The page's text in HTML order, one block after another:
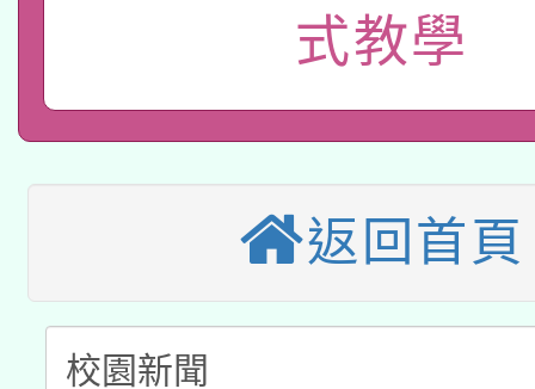
本校115學年度第1次
本校115學年度第2次
次招考甄選結果公告(
有關原住民族委員會
公告之原住民族歲時祭
一案。
兒童少年暑期犯罪預防
答一案
有關本府115年70歲以
人員健康講座「吃得安
本校115學年度第2次
式教學
返回首頁